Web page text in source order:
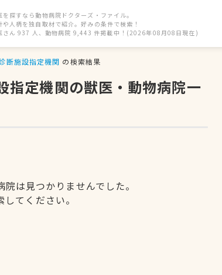
探すなら動物病院ドクターズ・ファイル。
や人柄を独自取材で紹介。好みの条件で検索！
さん 937 人、動物病院 9,443 件掲載中！(2026年08月08日現在)
断施設指定機関 の検索結果
指定機関の獣医・動物病院一
は見つかりませんでした。
てください。